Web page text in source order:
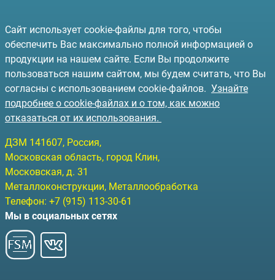
Сайт использует cookie-файлы для того, чтобы
обеспечить Вас максимально полной информацией о
продукции на нашем сайте. Если Вы продолжите
пользоваться нашим сайтом, мы будем считать, что Вы
согласны с использованием cookie-файлов. Узнайте
подробнее о cookie-файлах и о том, как можно
отказаться от их использования.
ДЗМ 141607, Россия,
Московская область, город Клин,
Московская, д. 31
Металлоконструкции, Металлообработка
Телефон: +7 (915) 113-30-61
Мы в социальных сетях